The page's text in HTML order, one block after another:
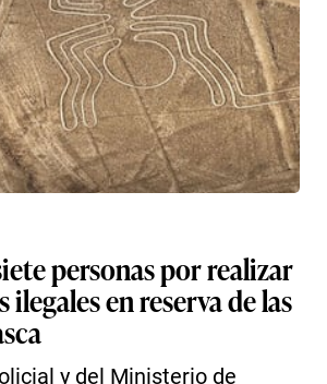
personas por realizar
ilegales en reserva de las
y del Ministerio de